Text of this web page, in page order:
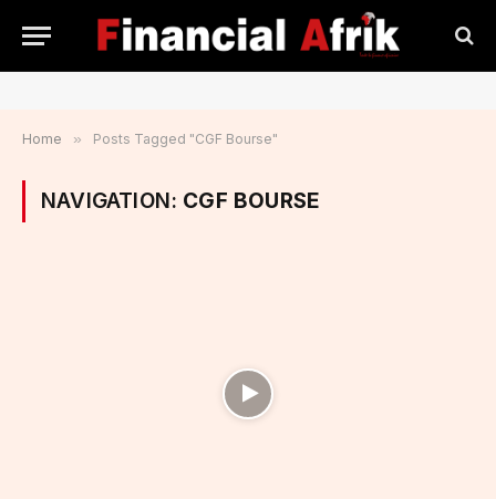
Home » Posts Tagged "CGF Bourse"
NAVIGATION: CGF BOURSE